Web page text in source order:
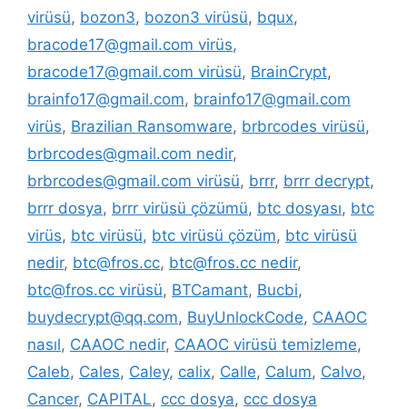
virüsü, bozon3, bozon3 virüsü, bqux,
bracode17@gmail.com virüs,
bracode17@gmail.com virüsü, BrainCrypt,
brainfo17@gmail.com, brainfo17@gmail.com
virüs, Brazilian Ransomware, brbrcodes virüsü,
brbrcodes@gmail.com nedir,
brbrcodes@gmail.com virüsü, brrr, brrr decrypt,
brrr dosya, brrr virüsü çözümü, btc dosyası, btc
virüs, btc virüsü, btc virüsü çözüm, btc virüsü
nedir, btc@fros.cc, btc@fros.cc nedir,
btc@fros.cc virüsü, BTCamant, Bucbi,
buydecrypt@qq.com, BuyUnlockCode, CAAOC
nasıl, CAAOC nedir, CAAOC virüsü temizleme,
Caleb, Cales, Caley, calix, Calle, Calum, Calvo,
Cancer, CAPITAL, ccc dosya, ccc dosya